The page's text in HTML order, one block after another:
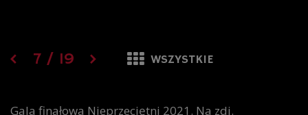
7 / 19 WSZYSTKIE
Gala finałowa Nieprzeciętni 2021. Na zdj.